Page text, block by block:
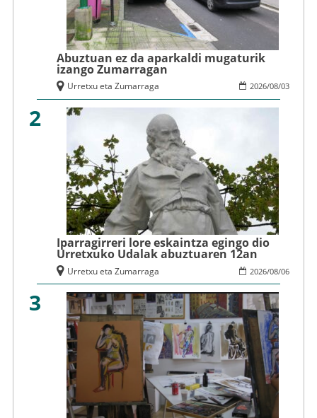
Abuztuan ez da aparkaldi mugaturik
izango Zumarragan
2026/08/03
Urretxu eta Zumarraga
2
Iparragirreri lore eskaintza egingo dio
Urretxuko Udalak abuztuaren 12an
2026/08/06
Urretxu eta Zumarraga
3